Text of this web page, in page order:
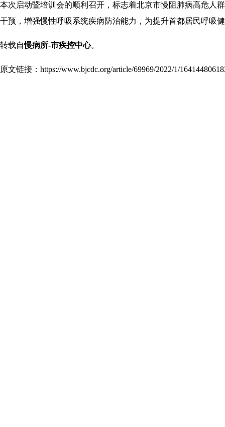
本次启动暨培训会的顺利召开，标志着北京市慢阻肺病高危人
干预，增强慢性呼吸系统疾病防治能力，为提升首都居民呼吸
转载自慢病所-市疾控中心。
原文链接： https://www.bjcdc.org/article/69969/2022/1/